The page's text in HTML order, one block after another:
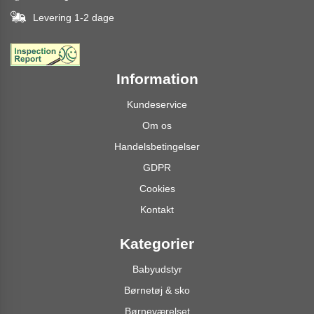
Levering 1-2 dage
Information
Kundeservice
Om os
Handelsbetingelser
GDPR
Cookies
Kontakt
Kategorier
Babyudstyr
Børnetøj & sko
Børneværelset